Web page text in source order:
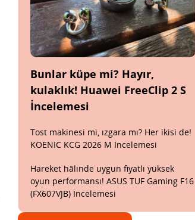
Bunlar küpe mi? Hayır,
kulaklık! Huawei FreeClip 2 S
İncelemesi
Tost makinesi mi, ızgara mı? Her ikisi de!
KOENIC KCG 2026 M İncelemesi
Hareket hâlinde uygun fiyatlı yüksek
oyun performansı! ASUS TUF Gaming F16
(FX607VJB) İncelemesi